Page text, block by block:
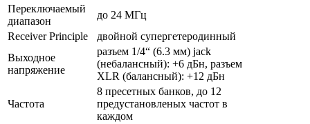
Переключаемый
диапазон
до 24 МГц
Receiver Principle
двойной супергетеродинный
Выходное
напряжение
разъем 1/4“ (6.3 мм) jack
(небалансный): +6 дБн, разъем
XLR (балансный): +12 дБн
Частота
8 пресетных банков, до 12
предустановленых частот в
каждом